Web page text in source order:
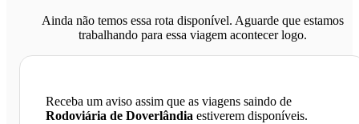
Ainda não temos essa rota disponível. Aguarde que estamos
trabalhando para essa viagem acontecer logo.
Receba um aviso assim que as viagens saindo de
Rodoviária de Doverlândia estiverem disponíveis.